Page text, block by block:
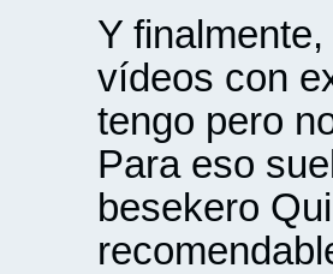
Y
vídeos con
tengo pero
Para eso
besekero